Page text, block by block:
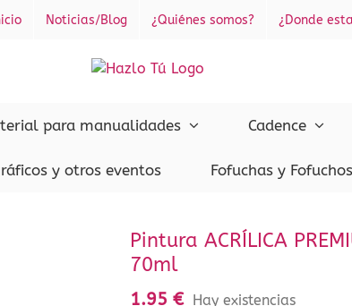
Noticias/Blog ¿Quiénes somos? ¿Donde
para manualidades Cadence
y otros eventos Fofuchas y Fofuchos
Pintura ACRÍLICA
70ml
1.95 € Hay existencias